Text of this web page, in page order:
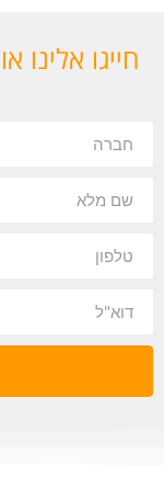
חייגו אלינו